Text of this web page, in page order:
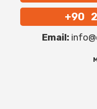
+90
Email: